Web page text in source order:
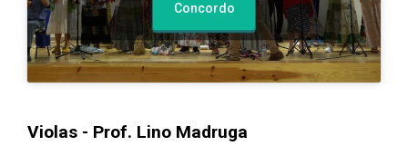
Concordo
Violas - Prof. Lino Madruga